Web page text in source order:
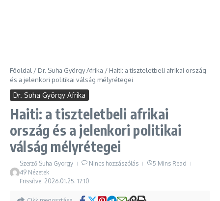
Főoldal / Dr. Suha György Afrika / Haiti: a tiszteletbeli afrikai ország
és a jelenkori politikai válság mélyrétegei
Dr. Suha György Afrika
Haiti: a tiszteletbeli afrikai
ország és a jelenkori politikai
válság mélyrétegei
Szerző Suha Gyorgy Nincs hozzászólás
5 Mins Read
49 Nézetek
Frissítve: 2026.01.25. 17:10